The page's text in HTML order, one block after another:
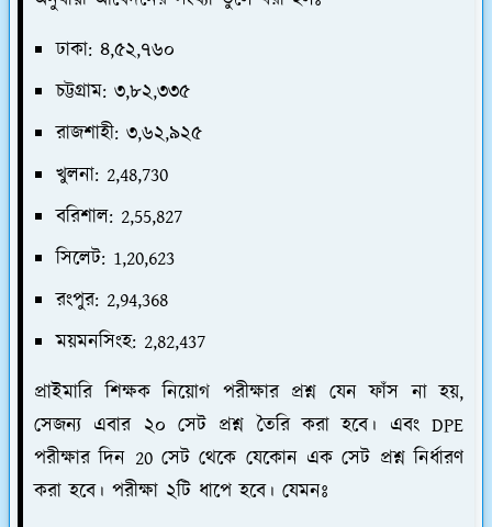
ঢাকা: ৪,৫২,৭৬০
চট্টগ্রাম: ৩,৮২,৩৩৫
রাজশাহী: ৩,৬২,৯২৫
খুলনা: 2,48,730
বরিশাল: 2,55,827
সিলেট: 1,20,623
রংপুর: 2,94,368
ময়মনসিংহ: 2,82,437
প্রাইমারি শিক্ষক নিয়োগ পরীক্ষার প্রশ্ন যেন ফাঁস না হয়,
সেজন্য এবার ২০ সেট প্রশ্ন তৈরি করা হবে। এবং DPE
পরীক্ষার দিন 20 সেট থেকে যেকোন এক সেট প্রশ্ন নির্ধারণ
করা হবে। পরীক্ষা ২টি ধাপে হবে। যেমনঃ